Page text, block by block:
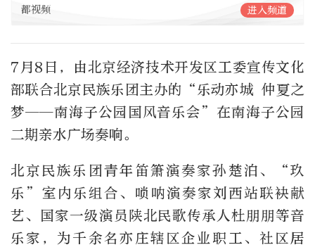
都视频 进入频道
7月8日，由北京经济技术开发区工委宣传文化
部联合北京民族乐团主办的“乐动亦城 仲夏之
梦——南海子公园国风音乐会”在南海子公园
二期亲水广场奏响。
北京民族乐团青年笛箫演奏家孙楚泊、“玖
乐”室内乐组合、唢呐演奏家刘西站联袂献
艺、国家一级演员陕北民歌传承人杜朋朋等音
乐家， 为千余名亦庄辖区企业职工、社区居